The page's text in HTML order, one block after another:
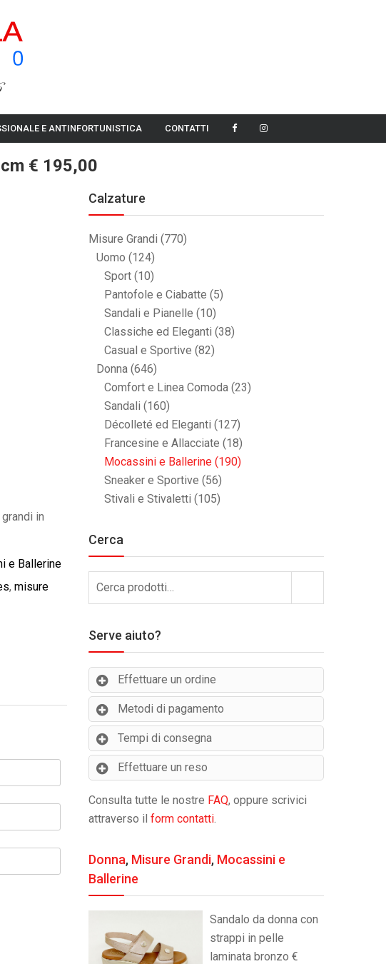
E ANTINFORTUNISTICA CONTATTI
€ 195,00
in
e Ballerine
,misure
Calzature
Misure Grandi (770)
Uomo (124)
Sport (10)
Pantofole e Ciabatte (5)
Sandali e Pianelle (10)
Classiche ed Eleganti (38)
Casual e Sportive (82)
Donna (646)
Comfort e Linea Comoda (23)
Sandali (160)
Décolleté ed Eleganti (127)
Francesine e Allacciate (18)
Mocassini e Ballerine (190)
Sneaker e Sportive (56)
Stivali e Stivaletti (105)
Cerca
Serve aiuto?
Effettuare un ordine
Metodi di pagamento
Tempi di consegna
Effettuare un reso
Consulta tutte le nostre FAQ, oppure scrivici
attraverso il form contatti.
Donna, Misure Grandi, Mocassini e
Ballerine
Sandalo da donna con
strappi in pelle
laminata bronzo €